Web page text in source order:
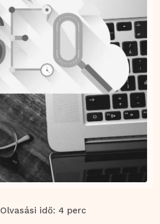
Olvasási idő: 4 perc